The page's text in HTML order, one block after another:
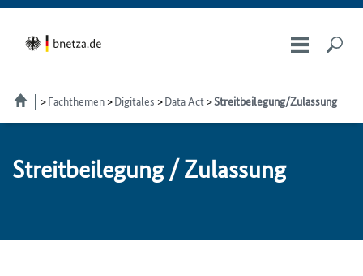
Fachthemen Digitales Data Act Streitbeilegung/Zulassung
Streit­bei­le­gung / Zu­las­sung